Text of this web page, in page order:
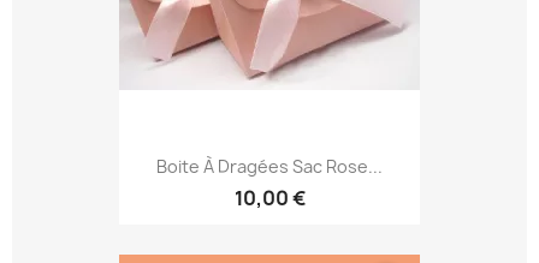
Boite À Dragées Sac Rose...
10,00 €